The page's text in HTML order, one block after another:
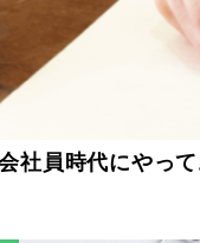
社員時代にやっ